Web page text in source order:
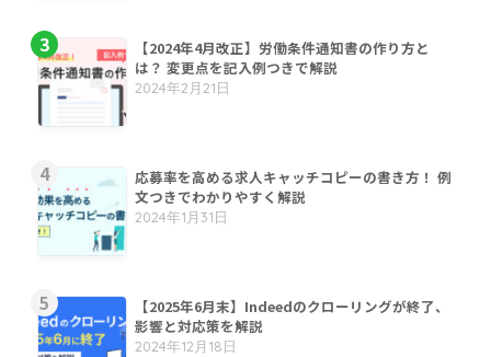
【2024年4月改正】労働条件通知書の作り方と
は？ 変更点を記入例つきで解説
2024年2月21日
応募率を高める求人キャッチコピーの書き方！ 例
文つきでわかりやすく解説
2024年1月31日
【2025年6月末】Indeedのクローリングが終了、
影響と対応策を解説
2024年12月18日